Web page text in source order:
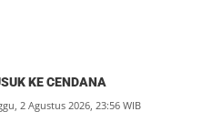
KE CENDANA
2 Agustus 2026, 23:56 WIB